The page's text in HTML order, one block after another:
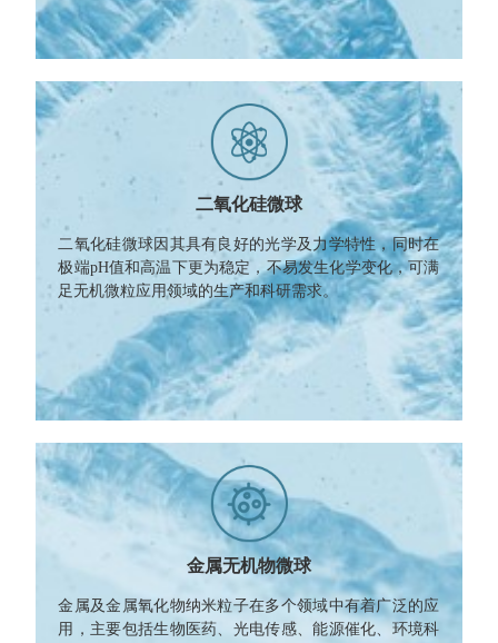
二氧化硅微球
二氧化硅微球因其具有良好的光学及力学特性，同时在
极端pH值和高温下更为稳定，不易发生化学变化，可满
足无机微粒应用领域的生产和科研需求。
金属无机物微球
金属及金属氧化物纳米粒子在多个领域中有着广泛的应
用，主要包括生物医药、光电传感、能源催化、环境科